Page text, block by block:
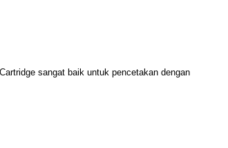
sangat baik untuk pencetakan dengan